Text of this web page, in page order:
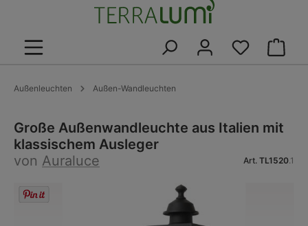
Außenleuchten Außen-Wandleuchten
Große Außenwandleuchte aus Italien mit
klassischem Ausleger
von Auraluce Art. TL1520.1
Bildergalerie überspringen